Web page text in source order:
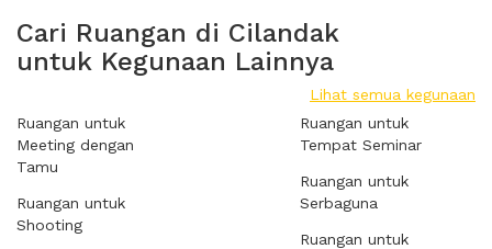
Cari Ruangan di Cilandak
untuk Kegunaan Lainnya
Lihat semua kegunaan
Ruangan untuk
Meeting dengan
Tamu
Ruangan untuk
Shooting
Ruangan untuk
Tempat Seminar
Ruangan untuk
Serbaguna
Ruangan untuk